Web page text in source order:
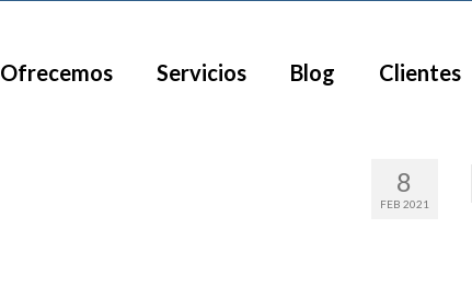
Ofrecemos Servicios Blog Clientes
8
FEB 2021